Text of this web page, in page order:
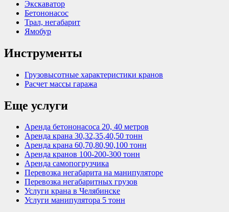
Экскаватор
Бетононасос
Трал, негабарит
Ямобур
Инструменты
Грузовысотные характеристики кранов
Расчет массы гаража
Еще услуги
Аренда бетононасоса 20, 40 метров
Аренда крана 30,32,35,40,50 тонн
Аренда крана 60,70,80,90,100 тонн
Аренда кранов 100-200-300 тонн
Аренда самопогрузчика
Перевозка негабарита на манипуляторе
Перевозка негабаритных грузов
Услуги крана в Челябинске
Услуги манипулятора 5 тонн